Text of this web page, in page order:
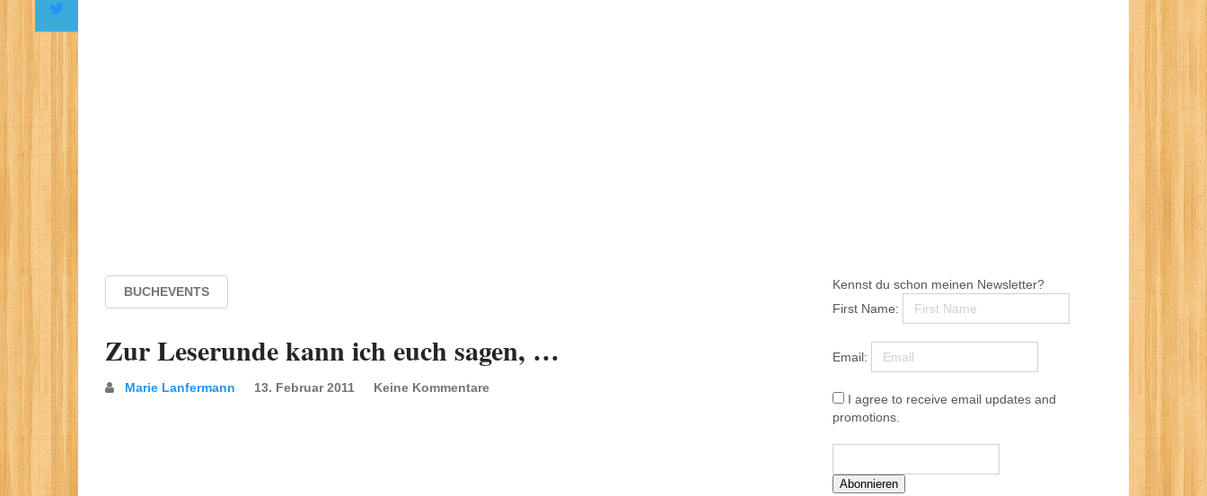
BUCHEVENTS
Zur Leserunde kann ich euch sagen, …
Marie Lanfermann 13. Februar 2011 Keine Kommentare
Kennst du schon meinen Newsletter?
First Name:
Email:
I agree to receive email updates and
promotions.
Abonnieren